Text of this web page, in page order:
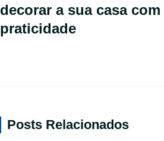
decorar a sua casa com
praticidade
Posts Relacionados